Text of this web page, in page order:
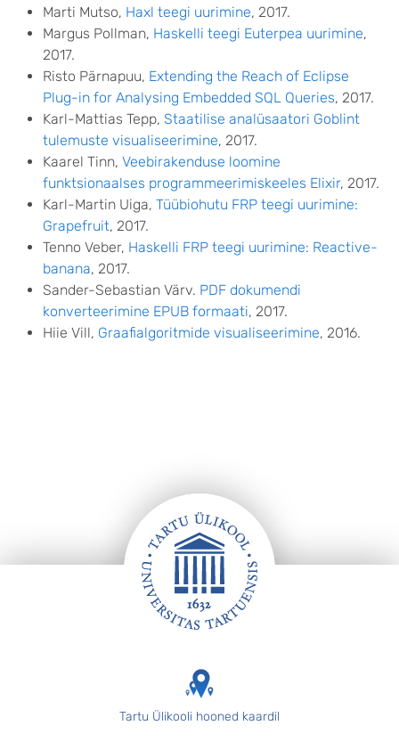
Marti Mutso, Haxl teegi uurimine, 2017.
Margus Pollman, Haskelli teegi Euterpea uurimine,
2017.
Risto Pärnapuu, Extending the Reach of Eclipse
Plug-in for Analysing Embedded SQL Queries, 2017.
Karl-Mattias Tepp, Staatilise analüsaatori Goblint
tulemuste visualiseerimine, 2017.
Kaarel Tinn, Veebirakenduse loomine
funktsionaalses programmeerimiskeeles Elixir, 2017.
Karl-Martin Uiga, Tüübiohutu FRP teegi uurimine:
Grapefruit, 2017.
Tenno Veber, Haskelli FRP teegi uurimine: Reactive-
banana, 2017.
Sander-Sebastian Värv. PDF dokumendi
konverteerimine EPUB formaati, 2017.
Hiie Vill, Graafialgoritmide visualiseerimine, 2016.
Tartu Ülikooli hooned kaardil